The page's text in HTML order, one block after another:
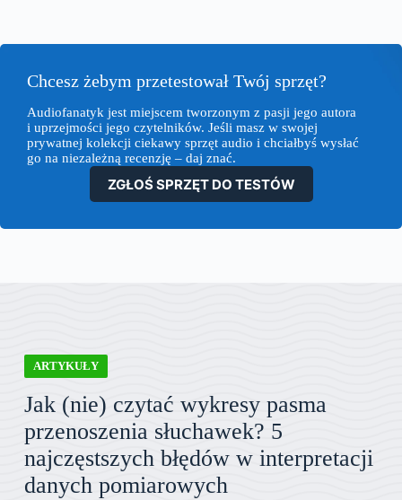
Chcesz żebym przetestował Twój sprzęt?
Audiofanatyk jest miejscem tworzonym z pasji jego autora
i uprzejmości jego czytelników. Jeśli masz w swojej
prywatnej kolekcji ciekawy sprzęt audio i chciałbyś wysłać
go na niezależną recenzję – daj znać.
ZGŁOŚ SPRZĘT DO TESTÓW
ARTYKUŁY
Jak (nie) czytać wykresy pasma
przenoszenia słuchawek? 5
najczęstszych błędów w interpretacji
danych pomiarowych